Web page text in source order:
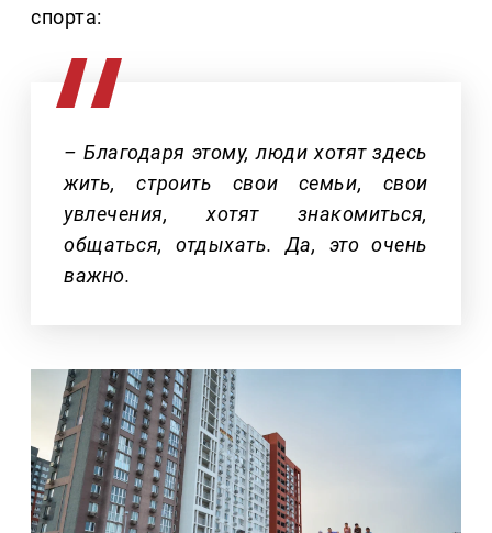
спорта:
– Благодаря этому, люди хотят здесь
жить, строить свои семьи, свои
увлечения, хотят знакомиться,
общаться, отдыхать. Да, это очень
важно.